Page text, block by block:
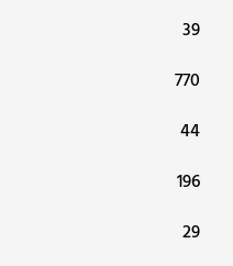
39
770
44
196
29